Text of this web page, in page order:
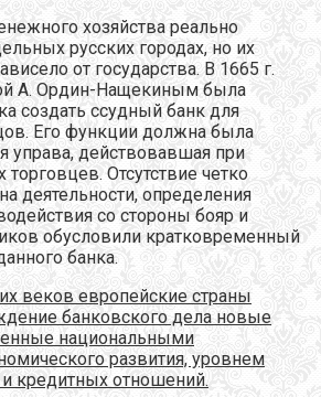
хозяйства реально
русских городах, но их
от государства. В 1665 г.
А. Ордин-Нащекиным была
создать ссудный банк для
Его функции должна была
управа, действовавшая при
Отсутствие четко
деятельности, определения
со стороны бояр и
обусловили кратковременный
банка.
веков европейские страны
банковского дела новые
национальными
развития, уровнем
кредитных отношений.